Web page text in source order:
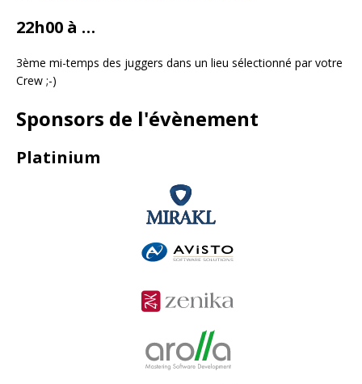
22h00 à …
3ème mi-temps des juggers dans un lieu sélectionné par votre
Crew ;-)
Sponsors de l'évènement
Platinium